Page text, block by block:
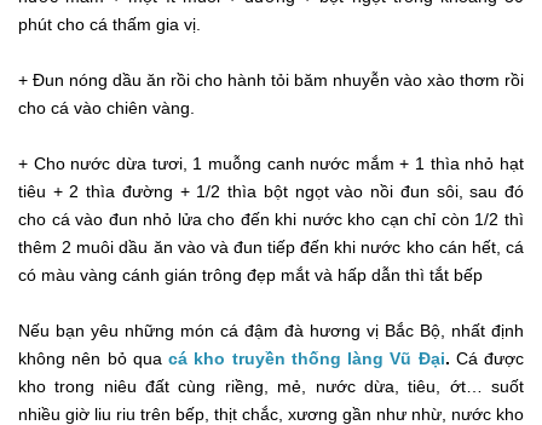
phút cho cá thấm gia vị.
+ Đun nóng dầu ăn rồi cho hành tỏi băm nhuyễn vào xào thơm rồi
cho cá vào chiên vàng.
+ Cho nước dừa tươi, 1 muỗng canh nước mắm + 1 thìa nhỏ hạt
tiêu + 2 thìa đường + 1/2 thìa bột ngọt vào nồi đun sôi, sau đó
cho cá vào đun nhỏ lửa cho đến khi nước kho cạn chỉ còn 1/2 thì
thêm 2 muôi dầu ăn vào và đun tiếp đến khi nước kho cán hết, cá
có màu vàng cánh gián trông đẹp mắt và hấp dẫn thì tắt bếp
Nếu bạn yêu những món cá đậm đà hương vị Bắc Bộ, nhất định
không nên bỏ qua cá kho truyền thống làng Vũ Đại. Cá được
kho trong niêu đất cùng riềng, mẻ, nước dừa, tiêu, ớt… suốt
nhiều giờ liu riu trên bếp, thịt chắc, xương gần như nhừ, nước kho